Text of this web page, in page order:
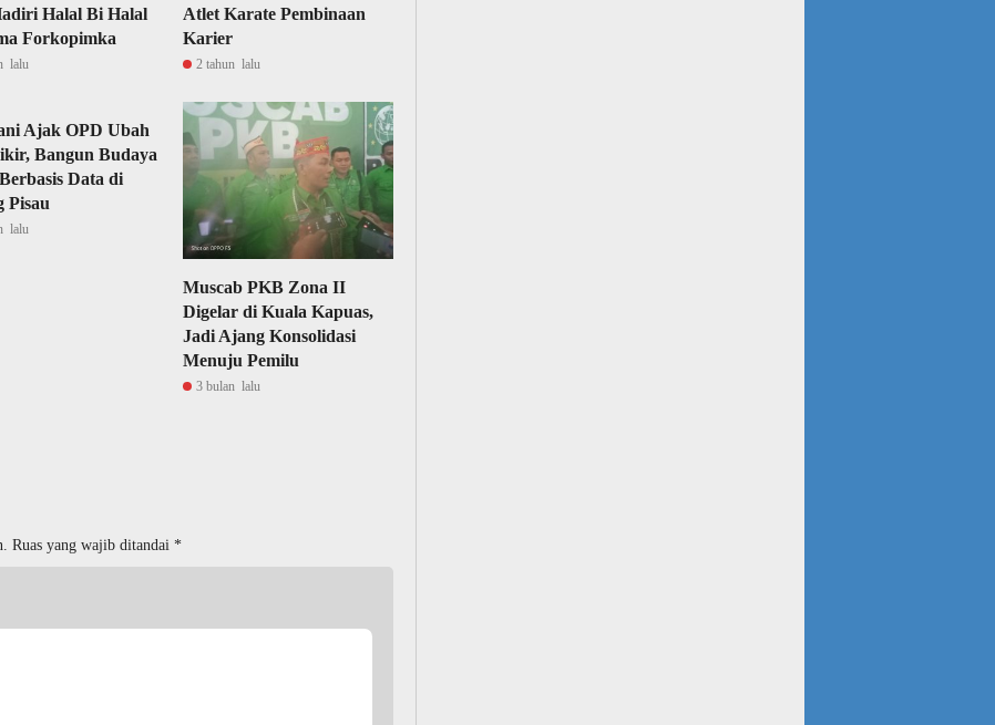
Halal Bi Halal
Forkopimka
lalu
Atlet Karate Pembinaan
Karier
2 tahun lalu
Ajak OPD Ubah
Bangun Budaya
Data di
Pisau
lalu
Muscab PKB Zona II
Digelar di Kuala Kapuas,
Jadi Ajang Konsolidasi
Menuju Pemilu
3 bulan lalu
Ruas yang wajib ditandai *